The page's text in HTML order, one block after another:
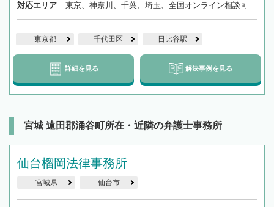
対応エリア 東京、神奈川、千葉、埼玉、全国オンライン相談可
東京都 千代田区 日比谷駅
詳細を見る 解決事例を見る
宮城 遠田郡涌谷町所在・近隣の弁護士事務所
仙台榴岡法律事務所
宮城県 仙台市